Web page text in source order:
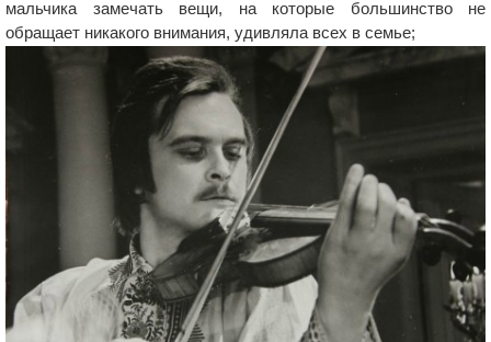
мальчика замечать вещи, на которые большинство не
обращает никакого внимания, удивляла всех в семье;